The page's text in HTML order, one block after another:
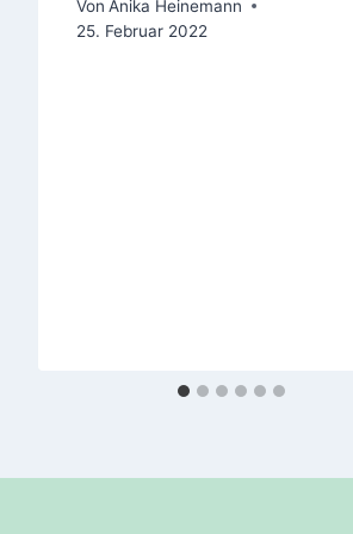
Von Anika Heinemann
25. Februar 2022